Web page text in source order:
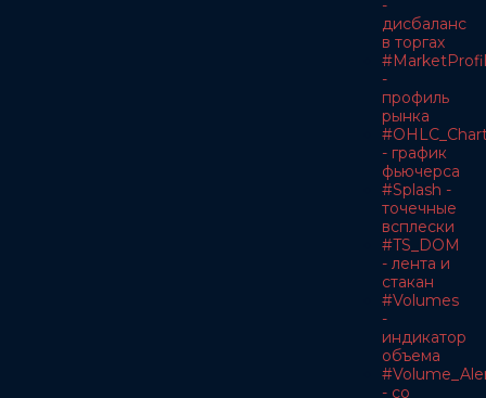
-
дисбаланс
в торгах
-
профиль
рынка
- график
фьючерса
#Splash -
точечные
всплески
#TS_DOM
- лента и
стакан
#Volumes
-
индикатор
объема
- со